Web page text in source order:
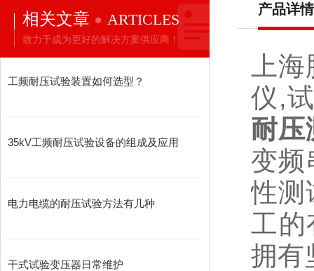
相关文章 ARTICLES
致力于成为更好的解决方案供应商！
工频耐压试验装置如何选型？
35kV工频耐压试验设备的组成及应用
电力电缆的耐压试验方法有几种
干式试验变压器日常维护
产品详情
上
仪,
耐压
变频
性测
工的
拥有